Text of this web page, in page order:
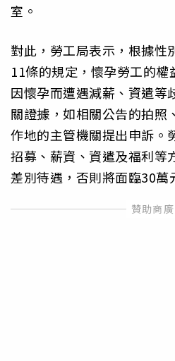
室。
對此，勞工局表示，根據性
11條的規定，懷孕勞工的
因懷孕而遭遇減薪、資遣等
關證據，如相關公告的拍照
作地的主管機關提出申訴。
招募、薪資、資遣及福利等
差別待遇，否則將面臨30萬